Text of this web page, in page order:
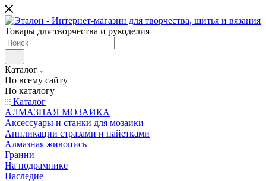
Товары для творчества и рукоделия
Каталог
По всему сайту
По каталогу
Каталог
АЛМАЗНАЯ МОЗАИКА
Аксессуары и станки для мозаики
Аппликации стразами и пайетками
Алмазная живопись
Гранни
На подрамнике
Наследие